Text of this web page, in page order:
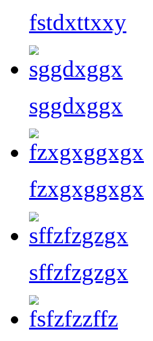
fstdxttxxy
sggdxggx
fzxgxggxgx
sffzfzgzgx